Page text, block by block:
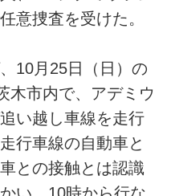
意捜査を受けた。
10月25日（日）の
木市内で、アデミウ
い越し車線を走行
行車線の自動車と
との接触とは認識